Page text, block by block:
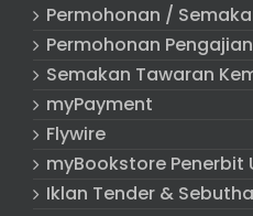
Permohonan /
Permohonan
Semakan Tawaran
myPayment
Flywire
myBookstore Penerbit
Iklan Tender &